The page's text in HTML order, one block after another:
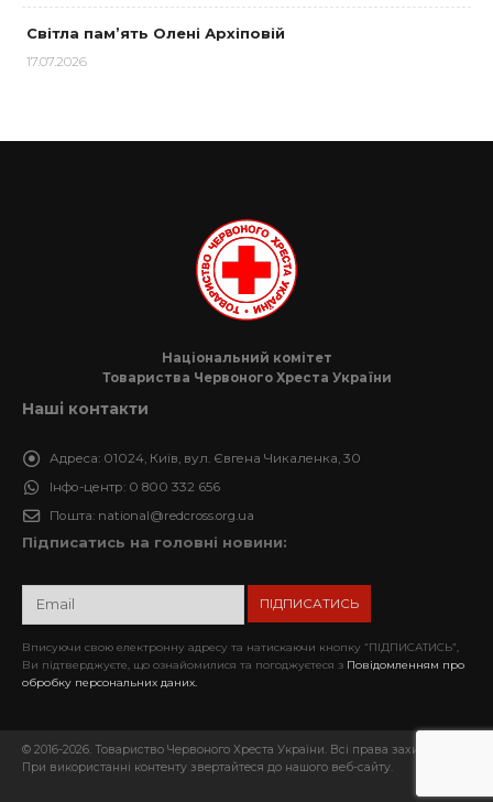
Світла пам’ять Олені Архіповій
17.07.2026
Національний комітет
Товариства Червоного Хреста України
Наші контакти
Адреса: 01024, Київ, вул. Євгена Чикаленка, 30
Інфо-центр: 0 800 332 656
Пошта: national@redcross.org.ua
Підписатись на головні новини:
Вписуючи свою електронну адресу та натискаючи кнопку “ПІДПИСАТИСЬ”,
Ви підтверджуєте, що ознайомилися та погоджуєтеся з Повідомленням про
обробку персональних даних.
© 2016-2026. Товариство Червоного Хреста України. Всі права захищені.
При використанні контенту звертайтеся до нашого веб-сайту.